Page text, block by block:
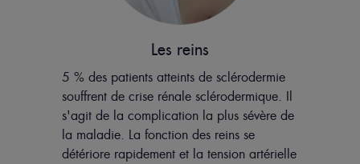
Les reins
5 % des patients atteints de sclérodermie
souffrent de crise rénale sclérodermique. Il
s'agit de la complication la plus sévère de
la maladie. La fonction des reins se
détériore rapidement et la tension artérielle